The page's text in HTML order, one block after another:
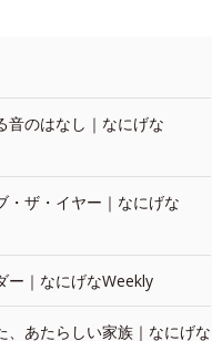
音のはなし｜なにげな
・ザ・イヤー｜なにげな
ー｜なにげなWeekly
、あたらしい家族｜なにげな